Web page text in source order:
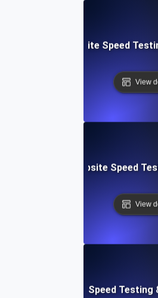
Streamlined Website Speed
View
Customizable Website Speed
View
Cloud IDE Website Speed